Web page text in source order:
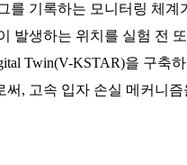
를 기록하는 모니터링 체계
발생하는 위치를 실험 전
Twin(V-KSTAR)을 구축
써, 고속 입자 손실 메커니